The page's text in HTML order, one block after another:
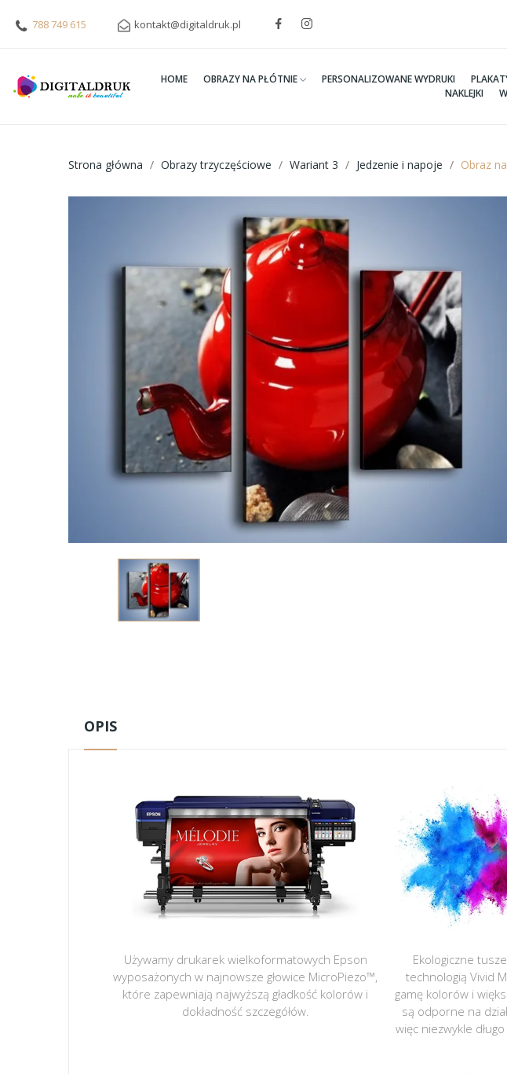
788 749 615 kontakt@digitaldruk.pl
HOME OBRAZY NA PŁÓTNIE PERSONALIZOWANE WYDRUKI
NAKLEJKI
Strona główna Obrazy trzyczęściowe Wariant 3 Jedzenie i napoje Obraz
OPIS
Używamy drukarek wielkoformatowych Epson
wyposażonych w najnowsze głowice MicroPiezo™,
które zapewniają najwyższą gładkość kolorów i
dokładność szczegółów.
Ekologiczne
technologią Vivid
gamę kolorów i
są odporne na
więc niezwykle